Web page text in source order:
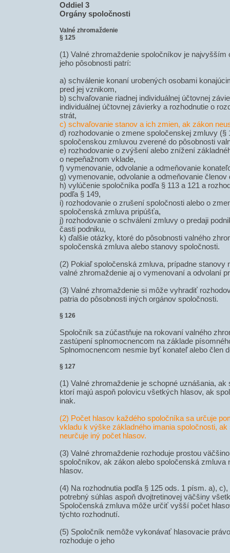
Oddiel 3
Orgány spoločnosti
Valné zhromaždenie
§ 125
(1) Valné zhromaždenie spoločníkov je najvyšším
jeho pôsobnosti patrí:
a) schválenie konaní urobených osobami
pred jej vznikom,
b) schvaľovanie riadnej individuálnej účtovnej
individuálnej účtovnej závierky a rozhodnutie o
strát,
c) schvaľovanie stanov a ich zmien, ak zákon
d) rozhodovanie o zmene spoločenskej zmluvy (§
spoločenskou zmluvou zverené do pôsobnosti
e) rozhodovanie o zvýšení alebo znížení
o nepeňažnom vklade,
f) vymenovanie, odvolanie a odmeňovanie
g) vymenovanie, odvolanie a odmeňovanie členov
h) vylúčenie spoločníka podľa § 113 a 121 a
podľa § 149,
i) rozhodovanie o zrušení spoločnosti alebo o
spoločenská zmluva pripúšťa,
j) rozhodovanie o schválení zmluvy o predaji
časti podniku,
k) ďalšie otázky, ktoré do pôsobnosti valného
spoločenská zmluva alebo stanovy spoločnosti.
(2) Pokiaľ spoločenská zmluva, prípadne stanovy
valné zhromaždenie aj o vymenovaní a odvolaní
(3) Valné zhromaždenie si môže vyhradiť
patria do pôsobnosti iných orgánov spoločnosti.
§ 126
Spoločník sa zúčastňuje na rokovaní valného
zastúpení splnomocnencom na základe
Splnomocnencom nesmie byť konateľ alebo člen
§ 127
(1) Valné zhromaždenie je schopné uznášania,
ktorí majú aspoň polovicu všetkých hlasov, ak
inak.
(2) Počet hlasov každého spoločníka sa určuje
vkladu k výške základného imania spoločnosti,
neurčuje iný počet hlasov.
(3) Valné zhromaždenie rozhoduje prostou
spoločníkov, ak zákon alebo spoločenská zmluva
hlasov.
(4) Na rozhodnutia podľa § 125 ods. 1 písm. a),
potrebný súhlas aspoň dvojtretinovej väčšiny
Spoločenská zmluva môže určiť vyšší počet
týchto rozhodnutí.
(5) Spoločník nemôže vykonávať hlasovacie
rozhoduje o jeho